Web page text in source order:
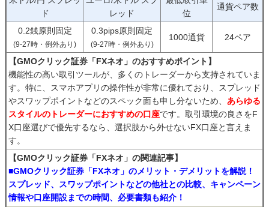
ド
レッド
位
通貨ペア数
0.2銭原則固定
(9-27時・例外あり)
0.3pips原則固定
(9-27時・例外あり)
1000通貨 24ペア
【GMOクリック証券「FXネオ」のおすすめポイント】
機能性の高い取引ツールが、多くのトレーダーから支持されていま
す。特に、スマホアプリの操作性が非常に優れており、スプレッド
やスワップポイントなどのスペック面も申し分ないため、 あらゆる
スタイルのトレーダーにおすすめの口座です。取引環境の良さをF
X口座選びで優先するなら、選択肢から外せないFX口座と言えま
す。
【GMOクリック証券「FXネオ」の関連記事】
■GMOクリック証券「FXネオ」のメリット・デメリットを解説！
スプレッド、スワップポイントなどの他社との比較、キャンペーン
情報や口座開設までの時間、必要書類も紹介！